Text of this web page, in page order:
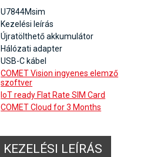
U7844Msim
Kezelési leírás
Újratölthető akkumulátor
Hálózati adapter
USB-C kábel
COMET Vision ingyenes elemző
szoftver
IoT ready Flat Rate SIM Card
COMET Cloud for 3 Months
KEZELÉSI LEÍRÁS